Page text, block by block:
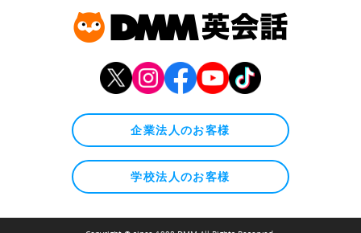
企業法人のお客様
学校法人のお客様